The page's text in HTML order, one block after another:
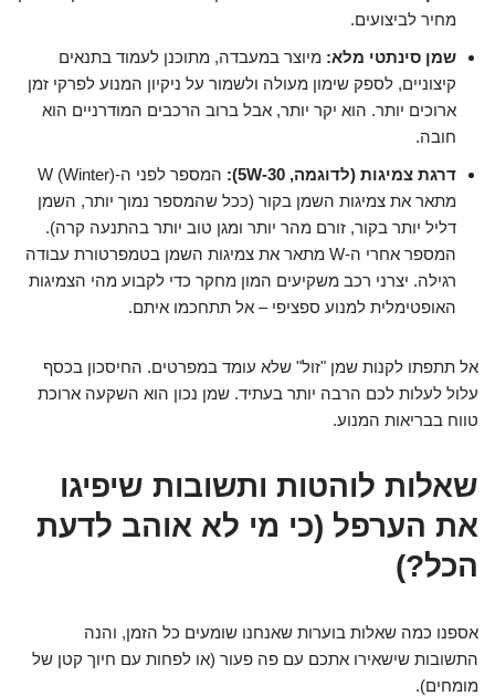
מחיר לביצועים.
שמן סינתטי מלא: מיוצר במעבדה, מתוכנן לעמוד בתנאים
קיצוניים, לספק שימון מעולה ולשמור על ניקיון המנוע לפרקי זמן
ארוכים יותר. הוא יקר יותר, אבל ברוב הרכבים המודרניים הוא
חובה.
דרגת צמיגות (לדוגמה, 5W-30):
המספר לפני ה-W (Winter)
מתאר את צמיגות השמן בקור (ככל שהמספר נמוך יותר, השמן
דליל יותר בקור, זורם מהר יותר ומגן טוב יותר בהתנעה קרה).
המספר אחרי ה-W מתאר את צמיגות השמן בטמפרטורת עבודה
רגילה. יצרני רכב משקיעים המון מחקר כדי לקבוע מהי הצמיגות
האופטימלית למנוע ספציפי – אל תתחכמו איתם.
אל תתפתו לקנות שמן "זול" שלא עומד במפרטים. החיסכון בכסף
עלול לעלות לכם הרבה יותר בעתיד. שמן נכון הוא השקעה ארוכת
טווח בבריאות המנוע.
שאלות לוהטות ותשובות שיפיגו
את הערפל (כי מי לא אוהב לדעת
הכל?)
אספנו כמה שאלות בוערות שאנחנו שומעים כל הזמן, והנה
התשובות שישאירו אתכם עם פה פעור (או לפחות עם חיוך קטן של
מומחים).